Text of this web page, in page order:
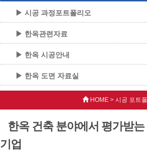
▶ 시공 과정포트폴리오
▶ 한옥관련자료
▶ 한옥 시공안내
▶ 한옥 도면 자료실
HOME > 시공 포트
한옥 건축 분야에서 평가받
기업